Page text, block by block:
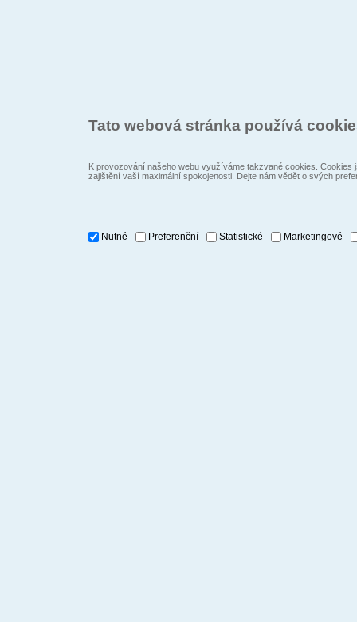
Tato webová stránka používá
K provozování našeho webu využíváme takzvané cookies.
zajištění vaší maximální spokojenosti. Dejte nám vědět o svých
Nutné Preferenční Statistické Marketingové